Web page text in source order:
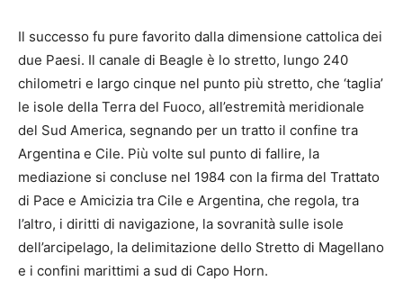
Il successo fu pure favorito dalla dimensione cattolica dei
due Paesi. Il canale di Beagle è lo stretto, lungo 240
chilometri e largo cinque nel punto più stretto, che ‘taglia’
le isole della Terra del Fuoco, all’estremità meridionale
del Sud America, segnando per un tratto il confine tra
Argentina e Cile. Più volte sul punto di fallire, la
mediazione si concluse nel 1984 con la firma del Trattato
di Pace e Amicizia tra Cile e Argentina, che regola, tra
l’altro, i diritti di navigazione, la sovranità sulle isole
dell’arcipelago, la delimitazione dello Stretto di Magellano
e i confini marittimi a sud di Capo Horn.